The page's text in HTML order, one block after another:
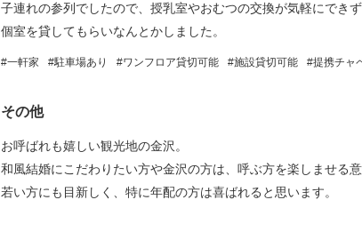
子連れの参列でしたので、授乳室やおむつの交換が気軽にできず
個室を貸してもらいなんとかしました。
一軒家 駐車場あり ワンフロア貸切可能 施設貸切可能 提携チャ
その他
お呼ばれも嬉しい観光地の金沢。
和風結婚にこだわりたい方や金沢の方は、呼ぶ方を楽しませる
若い方にも目新しく、特に年配の方は喜ばれると思います。